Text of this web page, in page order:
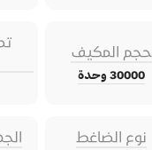
حجم المكيف
30000 وحدة
نوع الضاغط